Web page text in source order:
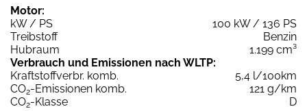
Motor:
kW / PS
100 kW / 136 PS
Treibstoff
Benzin
Hubraum
1.199 cm³
Verbrauch und Emissionen nach WLTP:
Kraftstoffverbr. komb.
5,4 l/100km
CO2-Emissionen komb.
121 g/km
CO2-Klasse
D